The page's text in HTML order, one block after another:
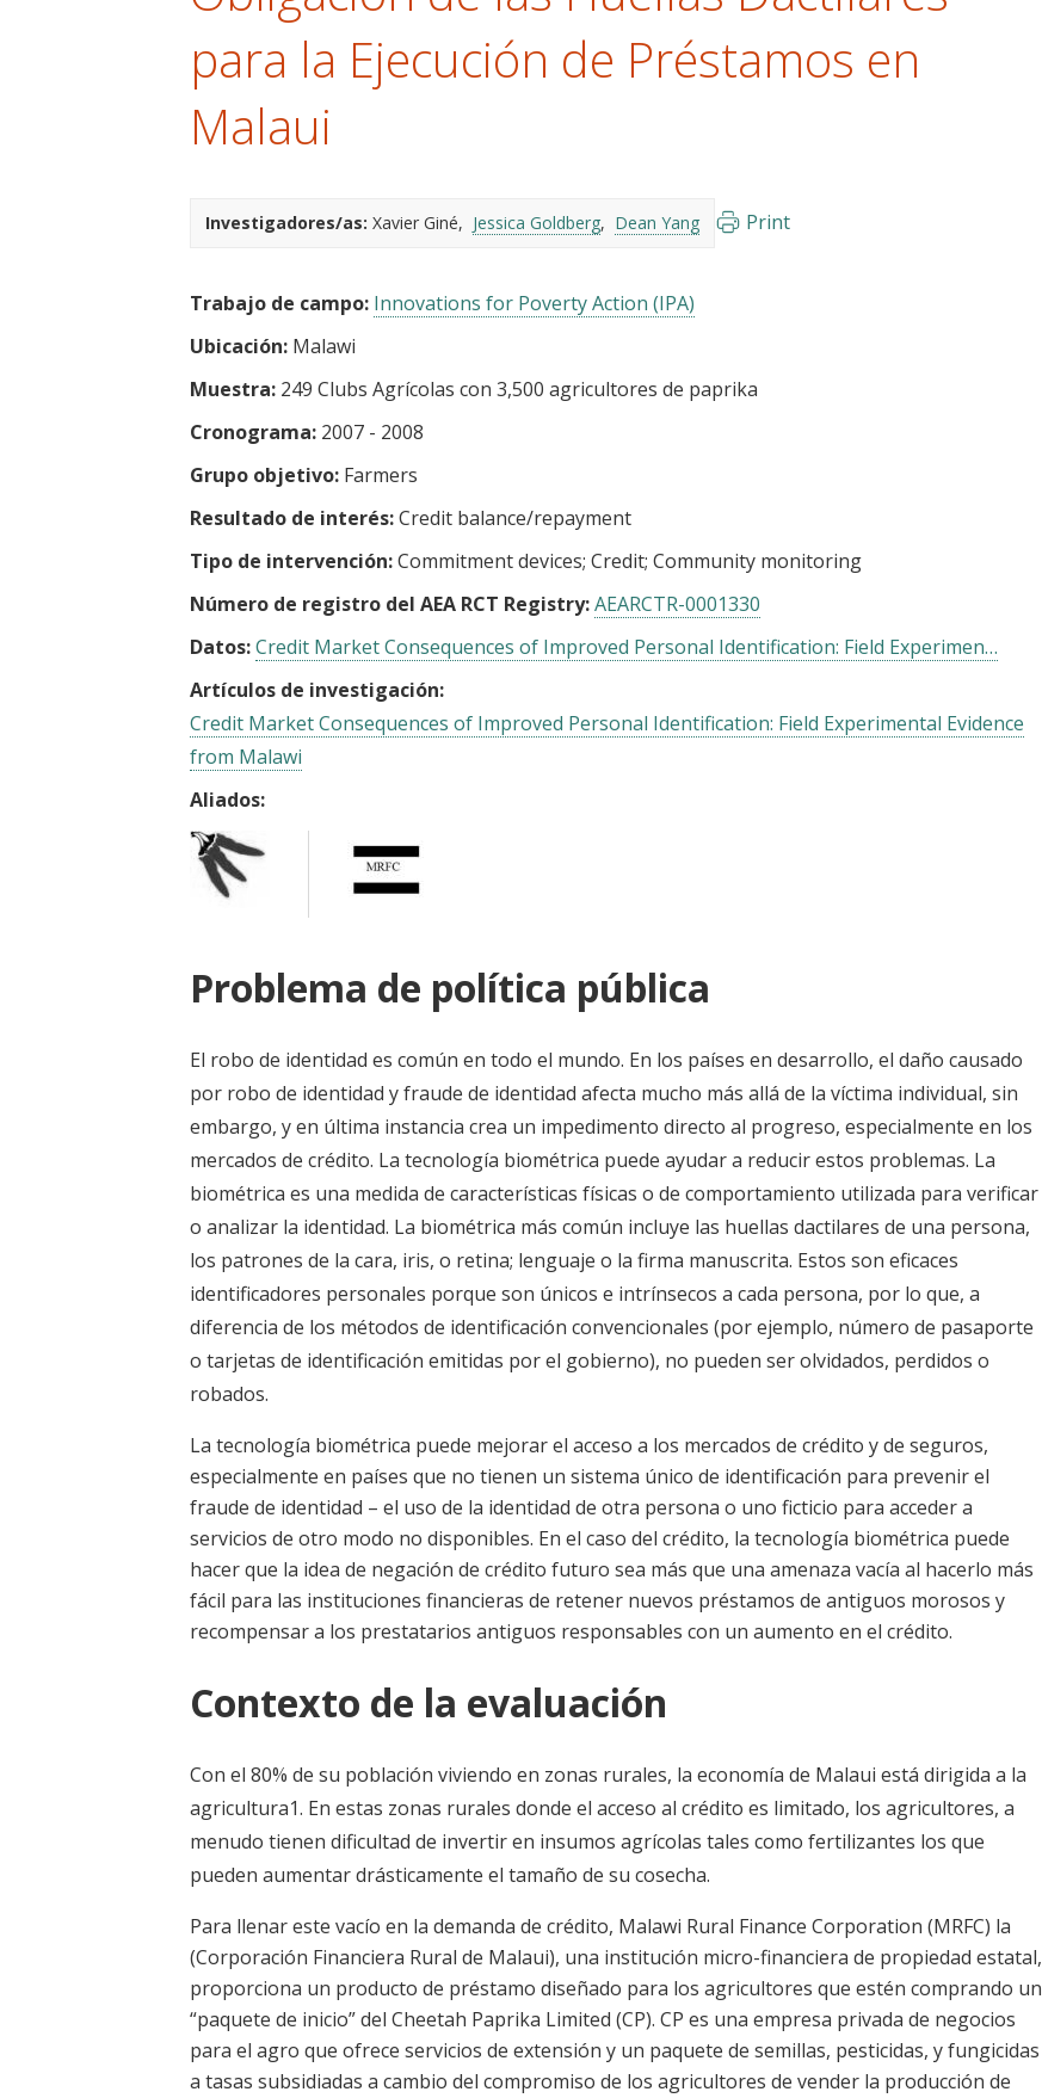
para la Ejecución de Préstamos en
Malaui
Investigadores/as: Xavier Giné Jessica Goldberg Dean Yang Print
Trabajo de campo: Innovations for Poverty Action (IPA)
Ubicación: Malawi
Muestra: 249 Clubs Agrícolas con 3,500 agricultores de paprika
Cronograma: 2007 - 2008
Grupo objetivo: Farmers
Resultado de interés:Credit balance/repayment
Tipo de intervención:Commitment devices Credit Community monitoring
Número de registro del AEA RCT Registry:AEARCTR-0001330
Datos:Credit Market Consequences of Improved Personal Identification: Field Experimen…
Artículos de investigación:
Credit Market Consequences of Improved Personal Identification: Field Experimental Evidence
from Malawi
Aliados:
Problema de política pública
El robo de identidad es común en todo el mundo. En los países en desarrollo, el daño causado
por robo de identidad y fraude de identidad afecta mucho más allá de la víctima individual, sin
embargo, y en última instancia crea un impedimento directo al progreso, especialmente en los
mercados de crédito. La tecnología biométrica puede ayudar a reducir estos problemas. La
biométrica es una medida de características físicas o de comportamiento utilizada para verificar
o analizar la identidad. La biométrica más común incluye las huellas dactilares de una persona,
los patrones de la cara, iris, o retina; lenguaje o la firma manuscrita. Estos son eficaces
identificadores personales porque son únicos e intrínsecos a cada persona, por lo que, a
diferencia de los métodos de identificación convencionales (por ejemplo, número de pasaporte
o tarjetas de identificación emitidas por el gobierno), no pueden ser olvidados, perdidos o
robados.
La tecnología biométrica puede mejorar el acceso a los mercados de crédito y de seguros,
especialmente en países que no tienen un sistema único de identificación para prevenir el
fraude de identidad – el uso de la identidad de otra persona o uno ficticio para acceder a
servicios de otro modo no disponibles. En el caso del crédito, la tecnología biométrica puede
hacer que la idea de negación de crédito futuro sea más que una amenaza vacía al hacerlo más
fácil para las instituciones financieras de retener nuevos préstamos de antiguos morosos y
recompensar a los prestatarios antiguos responsables con un aumento en el crédito.
Contexto de la evaluación
Con el 80% de su población viviendo en zonas rurales, la economía de Malaui está dirigida a la
agricultura1. En estas zonas rurales donde el acceso al crédito es limitado, los agricultores, a
menudo tienen dificultad de invertir en insumos agrícolas tales como fertilizantes los que
pueden aumentar drásticamente el tamaño de su cosecha.
Para llenar este vacío en la demanda de crédito, Malawi Rural Finance Corporation (MRFC) la
(Corporación Financiera Rural de Malaui), una institución micro-financiera de propiedad estatal,
proporciona un producto de préstamo diseñado para los agricultores que estén comprando un
“paquete de inicio” del Cheetah Paprika Limited (CP). CP es una empresa privada de negocios
para el agro que ofrece servicios de extensión y un paquete de semillas, pesticidas, y fungicidas
a tasas subsidiadas a cambio del compromiso de los agricultores de vender la producción de